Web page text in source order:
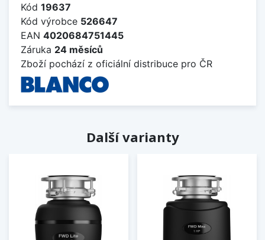
Kód 19637
Kód výrobce 526647
EAN 4020684751445
Záruka 24 měsíců
Zboží pochází z oficiální distribuce pro ČR
Další varianty